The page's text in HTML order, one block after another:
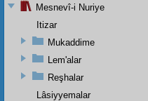
Mesnevî-i Nuriye
Itizar
Mukaddime
Lem'alar
Reşhalar
Lâsiyyemalar